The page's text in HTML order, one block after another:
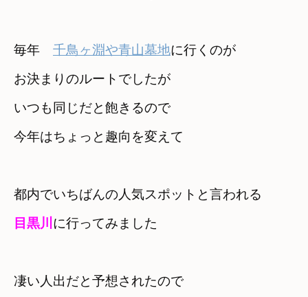
毎年 千鳥ヶ淵や青山墓地に行くのが
お決まりのルートでしたが
いつも同じだと飽きるので
今年はちょっと趣向を変えて
目黒川 に行ってみました
凄い人出だと予想されたので